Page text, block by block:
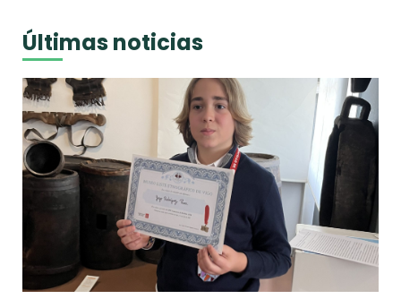
Últimas noticias